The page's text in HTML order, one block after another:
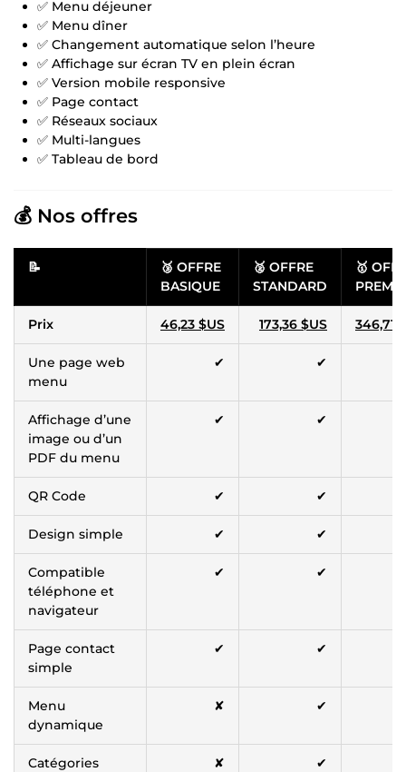
✅ Menu déjeuner
✅ Menu dîner
✅ Changement automatique selon l’heure
✅ Affichage sur écran TV en plein écran
✅ Version mobile responsive
✅ Page contact
✅ Réseaux sociaux
✅ Multi-langues
✅ Tableau de bord
💰 Nos offres
📝 🥉 OFFRE
BASIQUE
🥈 OFFRE
STANDARD
🥇
Prix 46,23 $US 173,36 $US 346,71
Une page web
menu
✔ ✔
Affichage d’une
image ou d’un
PDF du menu
✔ ✔
QR Code ✔ ✔
Design simple ✔ ✔
Compatible
téléphone et
navigateur
✔ ✔
Page contact
simple
✔ ✔
Menu
dynamique
✘ ✔
Catégories ✘ ✔